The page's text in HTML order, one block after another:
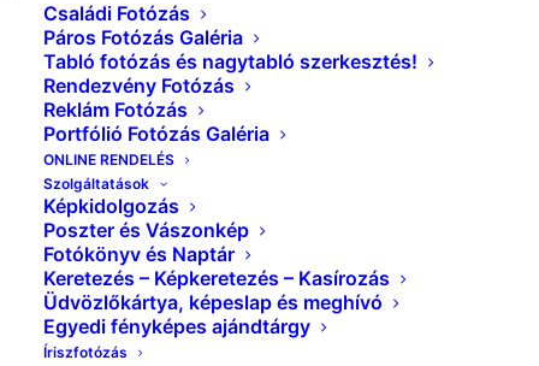
Családi Fotózás
Páros Fotózás Galéria
Tabló fotózás és nagytabló szerkesztés!
Rendezvény Fotózás
Reklám Fotózás
Portfólió Fotózás Galéria
ONLINE RENDELÉS
Szolgáltatások
Képkidolgozás
Poszter és Vászonkép
Fotókönyv és Naptár
Keretezés – Képkeretezés – Kasírozás
Üdvözlőkártya, képeslap és meghívó
Egyedi fényképes ajándtárgy
Íriszfotózás